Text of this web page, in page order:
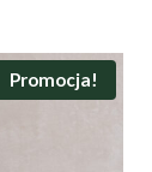
Promocja!